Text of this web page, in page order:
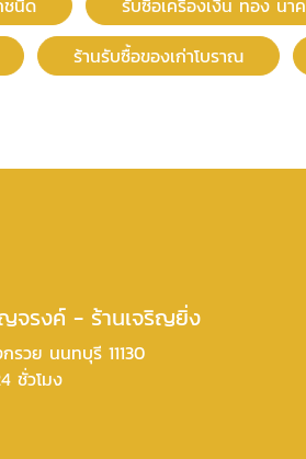
ชนิด รับซื้อเครื่องเงิน ทอง นาค
ร้านรับซื้อของเก่าโบราณ
จรงค์ - ร้านเจริญยิ่ง
รวย นนทบุรี 11130
ชั่วโมง